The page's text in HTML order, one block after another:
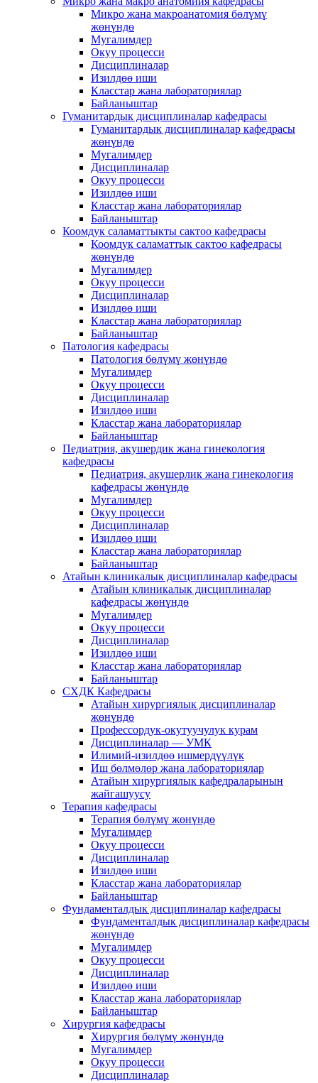
Микро жана макроанатомия бөлүмү
жөнүндө
Мугалимдер
Окуу процесси
Дисциплиналар
Изилдөө иши
Класстар жана лабораториялар
Байланыштар
Гуманитардык дисциплиналар кафедрасы
Гуманитардык дисциплиналар кафедрасы
жөнүндө
Мугалимдер
Дисциплиналар
Окуу процесси
Изилдөө иши
Класстар жана лабораториялар
Байланыштар
Коомдук саламаттыкты сактоо кафедрасы
Коомдук саламаттык сактоо кафедрасы
жөнүндө
Мугалимдер
Окуу процесси
Дисциплиналар
Изилдөө иши
Класстар жана лабораториялар
Байланыштар
Патология кафедрасы
Патология бөлүмү жөнүндө
Мугалимдер
Окуу процесси
Дисциплиналар
Изилдөө иши
Класстар жана лабораториялар
Байланыштар
Педиатрия, акушердик жана гинекология
кафедрасы
Педиатрия, акушерлик жана гинекология
кафедрасы жөнүндө
Мугалимдер
Окуу процесси
Дисциплиналар
Изилдөө иши
Класстар жана лабораториялар
Байланыштар
Атайын клиникалык дисциплиналар кафедрасы
Атайын клиникалык дисциплиналар
кафедрасы жөнүндө
Мугалимдер
Окуу процесси
Дисциплиналар
Изилдөө иши
Класстар жана лабораториялар
Байланыштар
СХДК Кафедрасы
Атайын хирургиялык дисциплиналар
жөнүндө
Профессордук-окутуучулук курам
Дисциплиналар — УМК
Илимий-изилдөө ишмердүүлүк
Иш бөлмөлөр жана лабораториялар
Атайын хирургиялык кафедраларынын
жайгашуусу
Терапия кафедрасы
Терапия бөлүмү жөнүндө
Мугалимдер
Окуу процесси
Дисциплиналар
Изилдөө иши
Класстар жана лабораториялар
Байланыштар
Фундаменталдык дисциплиналар кафедрасы
Фундаменталдык дисциплиналар кафедрасы
жөнүндө
Мугалимдер
Окуу процесси
Дисциплиналар
Изилдөө иши
Класстар жана лабораториялар
Байланыштар
Хирургия кафедрасы
Хирургия бөлүмү жөнүндө
Мугалимдер
Окуу процесси
Дисциплиналар